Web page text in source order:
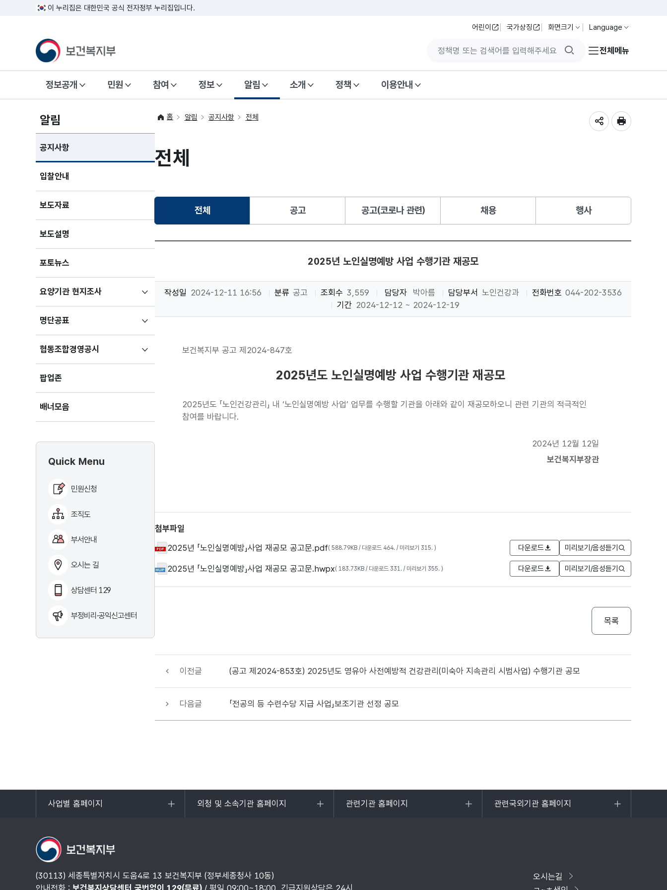
이 누리집은 대한민국 공식 전자정부 누리집입니다.
어린이 국가상징 화면크기 Language
검색버튼전체메뉴
정보공개 민원 참여 정보 알림 소개 정책 이용안내
알림
공지사항
입찰안내
보도자료
보도설명
포토뉴스
요양기관 현지조사하위메뉴
펼치기
명단공표
펼치기
협동조합경영공시
펼치기
팝업존
배너모음
Quick Menu
민원신청
조직도
부서안내
오시는 길
상담센터 129
부정비리·공익신고센터
홈 알림 공지사항 전체
전체
전체선택됨 공고 공고(코로나 관련) 채용 행사
2025년 노인실명예방 사업 수행기관 재공모
작성일 2024-12-11 16:56 분류 공고 조회수 3,559 담당자 박아름 담당부서 노인건강과 전화번호 044-202-3536
기간 2024-12-12 ~ 2024-12-19
보건복지부 공고 제2024-847호
2025년도 노인실명예방 사업 수행기관 재공모
2025년도 「노인건강관리」 내 ‘노인실명예방 사업’ 업무를 수행할 기관을 아래와 같이 재공모하오니 관련 기관의 적극적인
참여를 바랍니다.
2024년 12월 12일
보건복지부장관
첨부파일
2025년 「노인실명예방」사업 재공모 공고문.pdf( 588.79KB / 다운로드 464. / 미리보기 315. ) 다운로드 미리보기/음성듣기
2025년 「노인실명예방」사업 재공모 공고문.hwpx( 183.73KB / 다운로드 331. / 미리보기 355. ) 다운로드 미리보기/음성듣기
목록
이전글 (공고 제2024-853호) 2025년도 영유아 사전예방적 건강관리(미숙아 지속관리 시범사업) 수행기관 공모
다음글 「전공의 등 수련수당 지급 사업」보조기관 선정 공모
사업별 홈페이지
목록
외청 및 소속기관 홈페이지
목록
관련기관 홈페이지
목록
관련국외기관 홈페이지
목록
(30113) 세종특별자치시 도움4로 13 보건복지부 (정부세종청사 10동)
안내전화 : 보건복지상담센터 국번없이 129(무료) / 평일 09:00~18:00, 긴급지원상담은 24시
오시는길